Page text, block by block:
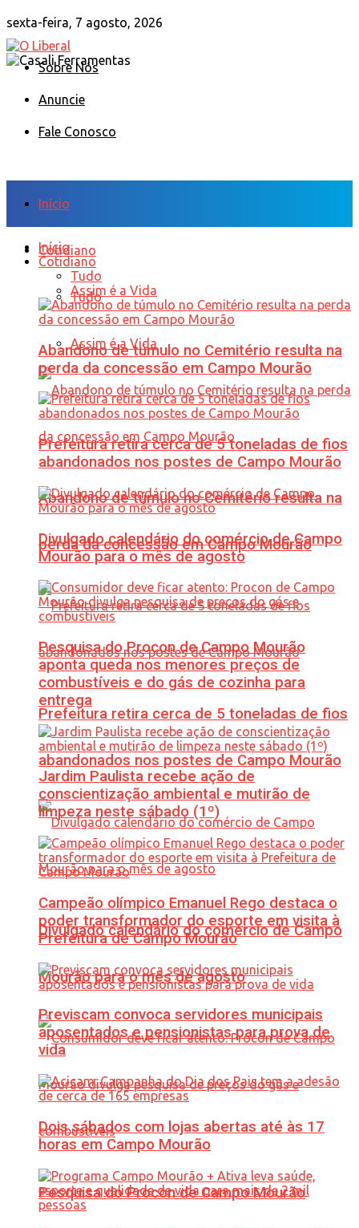
sexta-feira, 7 agosto, 2026
Sobre Nós
Anuncie
Fale Conosco
Início
Cotidiano
Tudo
Assim é a Vida
Abandono de túmulo no Cemitério resulta na
perda da concessão em Campo Mourão
Prefeitura retira cerca de 5 toneladas de fios
abandonados nos postes de Campo Mourão
Divulgado calendário do comércio de Campo
Mourão para o mês de agosto
Pesquisa do Procon de Campo Mourão
Início
Cotidiano
Tudo
Assim é a Vida
Abandono de túmulo no Cemitério resulta na
perda da concessão em Campo Mourão
Prefeitura retira cerca de 5 toneladas de fios
abandonados nos postes de Campo Mourão
Divulgado calendário do comércio de Campo
Mourão para o mês de agosto
Pesquisa do Procon de Campo Mourão
aponta queda nos menores preços de
combustíveis e do gás de cozinha para
entrega
Jardim Paulista recebe ação de
conscientização ambiental e mutirão de
limpeza neste sábado (1º)
Campeão olímpico Emanuel Rego destaca o
poder transformador do esporte em visita à
Prefeitura de Campo Mourão
Previscam convoca servidores municipais
aposentados e pensionistas para prova de
vida
Dois sábados com lojas abertas até às 17
horas em Campo Mourão